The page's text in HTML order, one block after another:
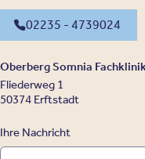
02235 - 4739024
Oberberg Somnia
Fliederweg 1
50374 Erftstadt
Ihre Nachricht